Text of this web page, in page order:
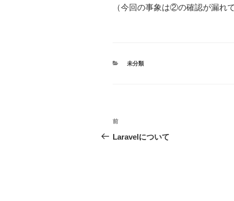
（今回の事象は②の確認が漏れ
カ
未分類
投
稿
過
去
前
Laravelについて